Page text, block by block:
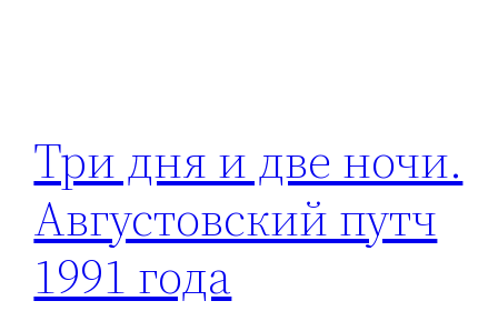
Три дня и две ночи.
Августовский путч
1991 года